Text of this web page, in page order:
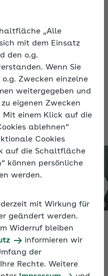
„Alle
mit dem Einsatz
den o.g.
Wenn Sie
Zwecken einzelne
weitergegeben und
eigenen Zwecken
einem Klick auf die
ablehnen“
Cookies
auf die Schaltfläche
können persönliche
werden.
mit Wirkung für
geändert werden.
Widerruf bleiben
informieren wir
der
Rechte. Weitere
aus
zum
beitragen. Damit
Psychologie und
einsetzen.
durch